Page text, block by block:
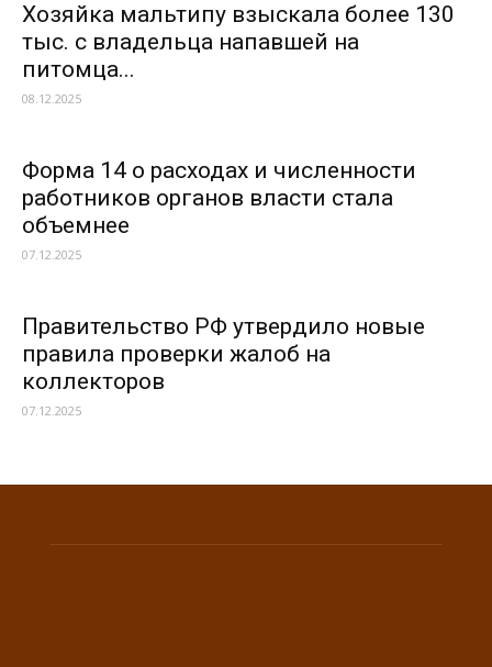
Хозяйка мальтипу взыскала более 130
тыс. с владельца напавшей на
питомца...
08.12.2025
Форма 14 о расходах и численности
работников органов власти стала
объемнее
07.12.2025
Правительство РФ утвердило новые
правила проверки жалоб на
коллекторов
07.12.2025